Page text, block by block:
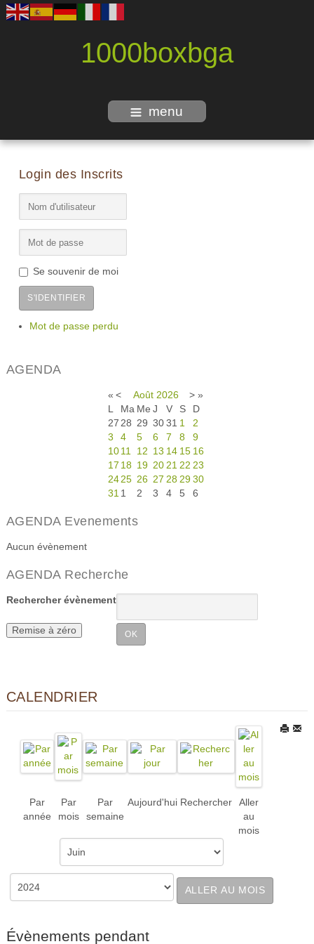
1000boxbga
menu
Login des Inscrits
Se souvenir de moi
S'IDENTIFIER
Mot de passe perdu
AGENDA
« < Août 2026 > »
L
Ma Me J V S
D
27 28 29 30 31 1
2
3
4 5 6 7 8
9
10 11 12 13 14 15 16
17 18 19 20 21 22 23
2425 26 27 28 29 30
31 1 2 3 4 5 6
AGENDA Evenements
Aucun évènement
AGENDA Recherche
Rechercher évènement
CALENDRIER
Par
année
Par
mois
Par
semaine
Aujourd'hui Rechercher
Aller
au
mois
ALLER AU MOIS
Évènements pendant